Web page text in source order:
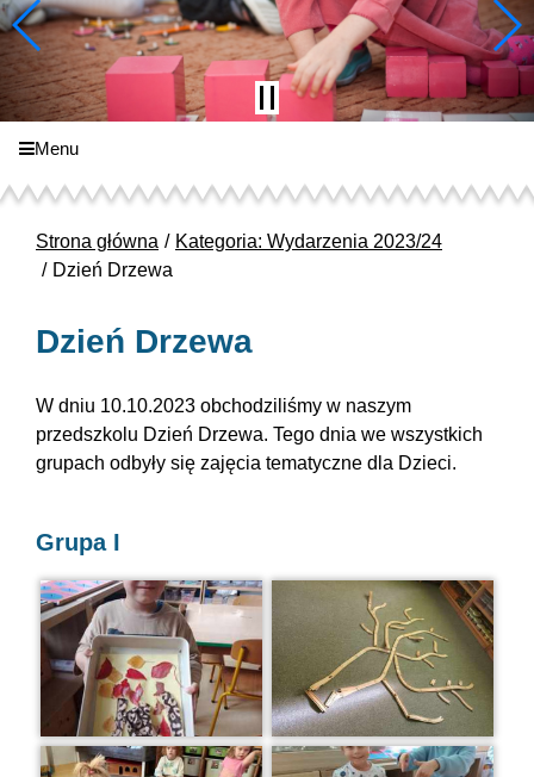
Menu
Strona główna
Kategoria: Wydarzenia 2023/24
Dzień Drzewa
Dzień Drzewa
W dniu 10.10.2023 obchodziliśmy w naszym
przedszkolu Dzień Drzewa. Tego dnia we wszystkich
grupach odbyły się zajęcia tematyczne dla Dzieci.
Grupa I